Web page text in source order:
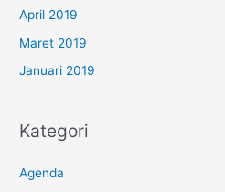
April 2019
Maret 2019
Januari 2019
Kategori
Agenda